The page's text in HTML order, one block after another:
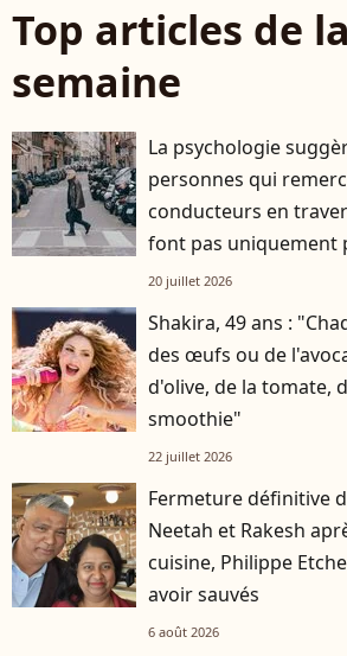
Top articles de la
semaine
La psychologie
personnes qui
conducteurs en
font pas uniquement
20 juillet 2026
Shakira, 49 ans :
des œufs ou de
d'olive, de la tomate,
smoothie"
22 juillet 2026
Fermeture définitive
Neetah et Rakesh
cuisine, Philippe
avoir sauvés
6 août 2026